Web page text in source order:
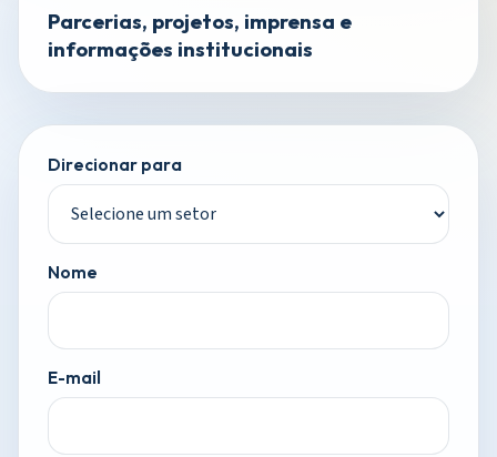
Parcerias, projetos, imprensa e
informações institucionais
Direcionar para
Nome
E-mail